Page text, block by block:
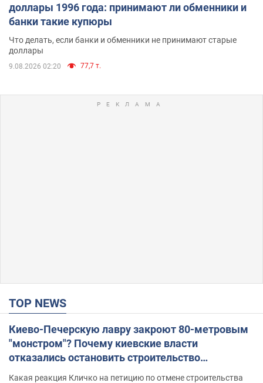
доллары 1996 года: принимают ли обменники и
банки такие купюры
Что делать, если банки и обменники не принимают старые
доллары
9.08.2026 02:20 77,7 т.
TOP NEWS
Киево-Печерскую лавру закроют 80-метровым
"монстром"? Почему киевские власти
отказались остановить строительство
Какая реакция Кличко на петицию по отмене строительства